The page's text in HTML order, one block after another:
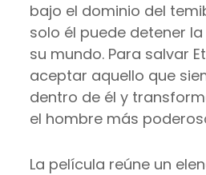
bajo el dominio del
solo él puede detener
su mundo. Para salvar
aceptar aquello que
dentro de él y
el hombre más
La película reúne un